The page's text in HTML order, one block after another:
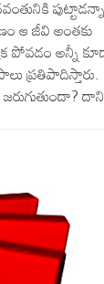
ఆ జీవి అంతకు
పోవడం అన్నీ
ప్రతిపాదిస్తారు.